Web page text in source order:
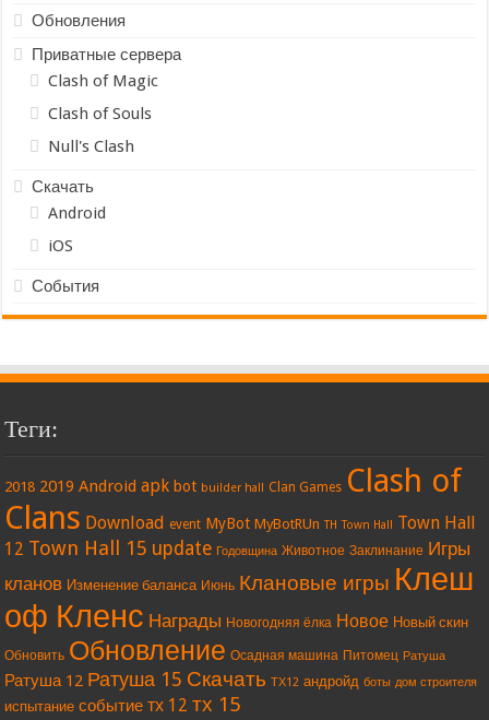
Обновления
Приватные сервера
Clash of Magic
Clash of Souls
Null's Clash
Скачать
Android
iOS
События
Теги:
2018 2019 Android apk bot builder hall Clan Games Clash of
Clans Download event MyBot MyBotRUn TH Town Hall Town Hall
12 Town Hall 15 update Годовщина Животное Заклинание Игры
кланов Изменение баланса Июнь Клановые игры Клеш
оф Кленс Награды Новогодняя ёлка Новое Новый скин
Обновить Обновление Осадная машина Питомец Ратуша
Ратуша 12 Ратуша 15 Скачать ТХ12 андройд боты дом строителя
испытание событие тх 12 тх 15